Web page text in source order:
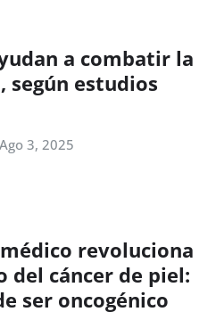
a combatir la
según estudios
Ago 3, 2025
revoluciona
cáncer de piel:
ser oncogénico